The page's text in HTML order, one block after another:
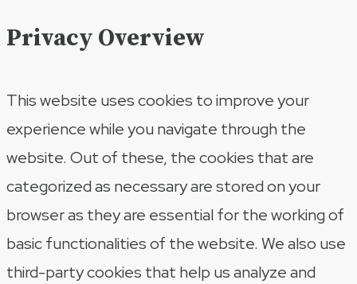
Privacy Overview
This website uses cookies to improve your
experience while you navigate through the
website. Out of these, the cookies that are
categorized as necessary are stored on your
browser as they are essential for the working of
basic functionalities of the website. We also use
third-party cookies that help us analyze and